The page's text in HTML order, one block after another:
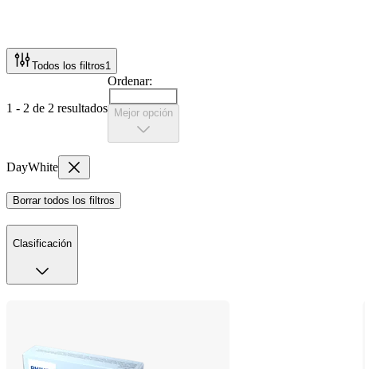
Todos los filtros1
1 - 2 de 2 resultados
Ordenar:
Mejor opción
DayWhite
Borrar todos los filtros
Clasificación